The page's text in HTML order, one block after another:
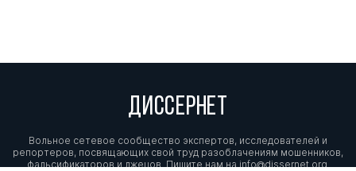
ДИССЕРНЕТ
Вольное сетевое сообщество экспертов, исследователей и
репортеров, посвящающих свой труд разоблачениям мошенников,
фальсификаторов и лжецов. Пишите нам наinfo@dissernet.org.